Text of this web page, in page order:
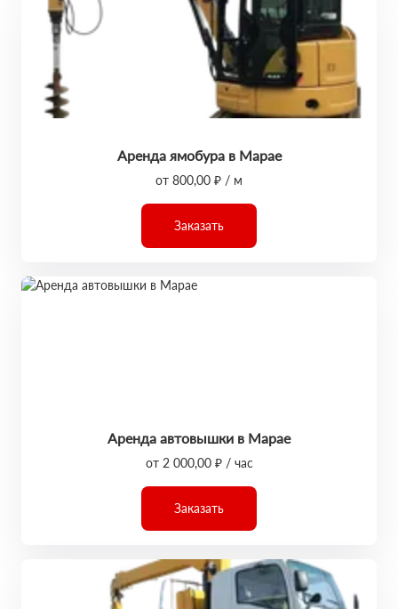
Аренда ямобура в Марае
от 800,00 ₽ / м
Заказать
Аренда автовышки в Марае
от 2 000,00 ₽ / час
Заказать